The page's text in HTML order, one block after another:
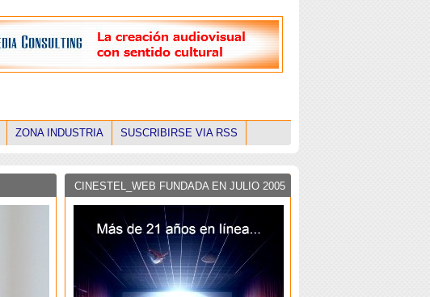
ZONA INDUSTRIA SUSCRIBIRSE VIA RSS
CINESTEL_WEB FUNDADA EN JULIO 2005